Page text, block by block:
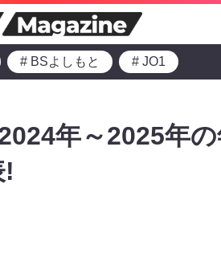
# BSよしもと # JO1
年～2025年